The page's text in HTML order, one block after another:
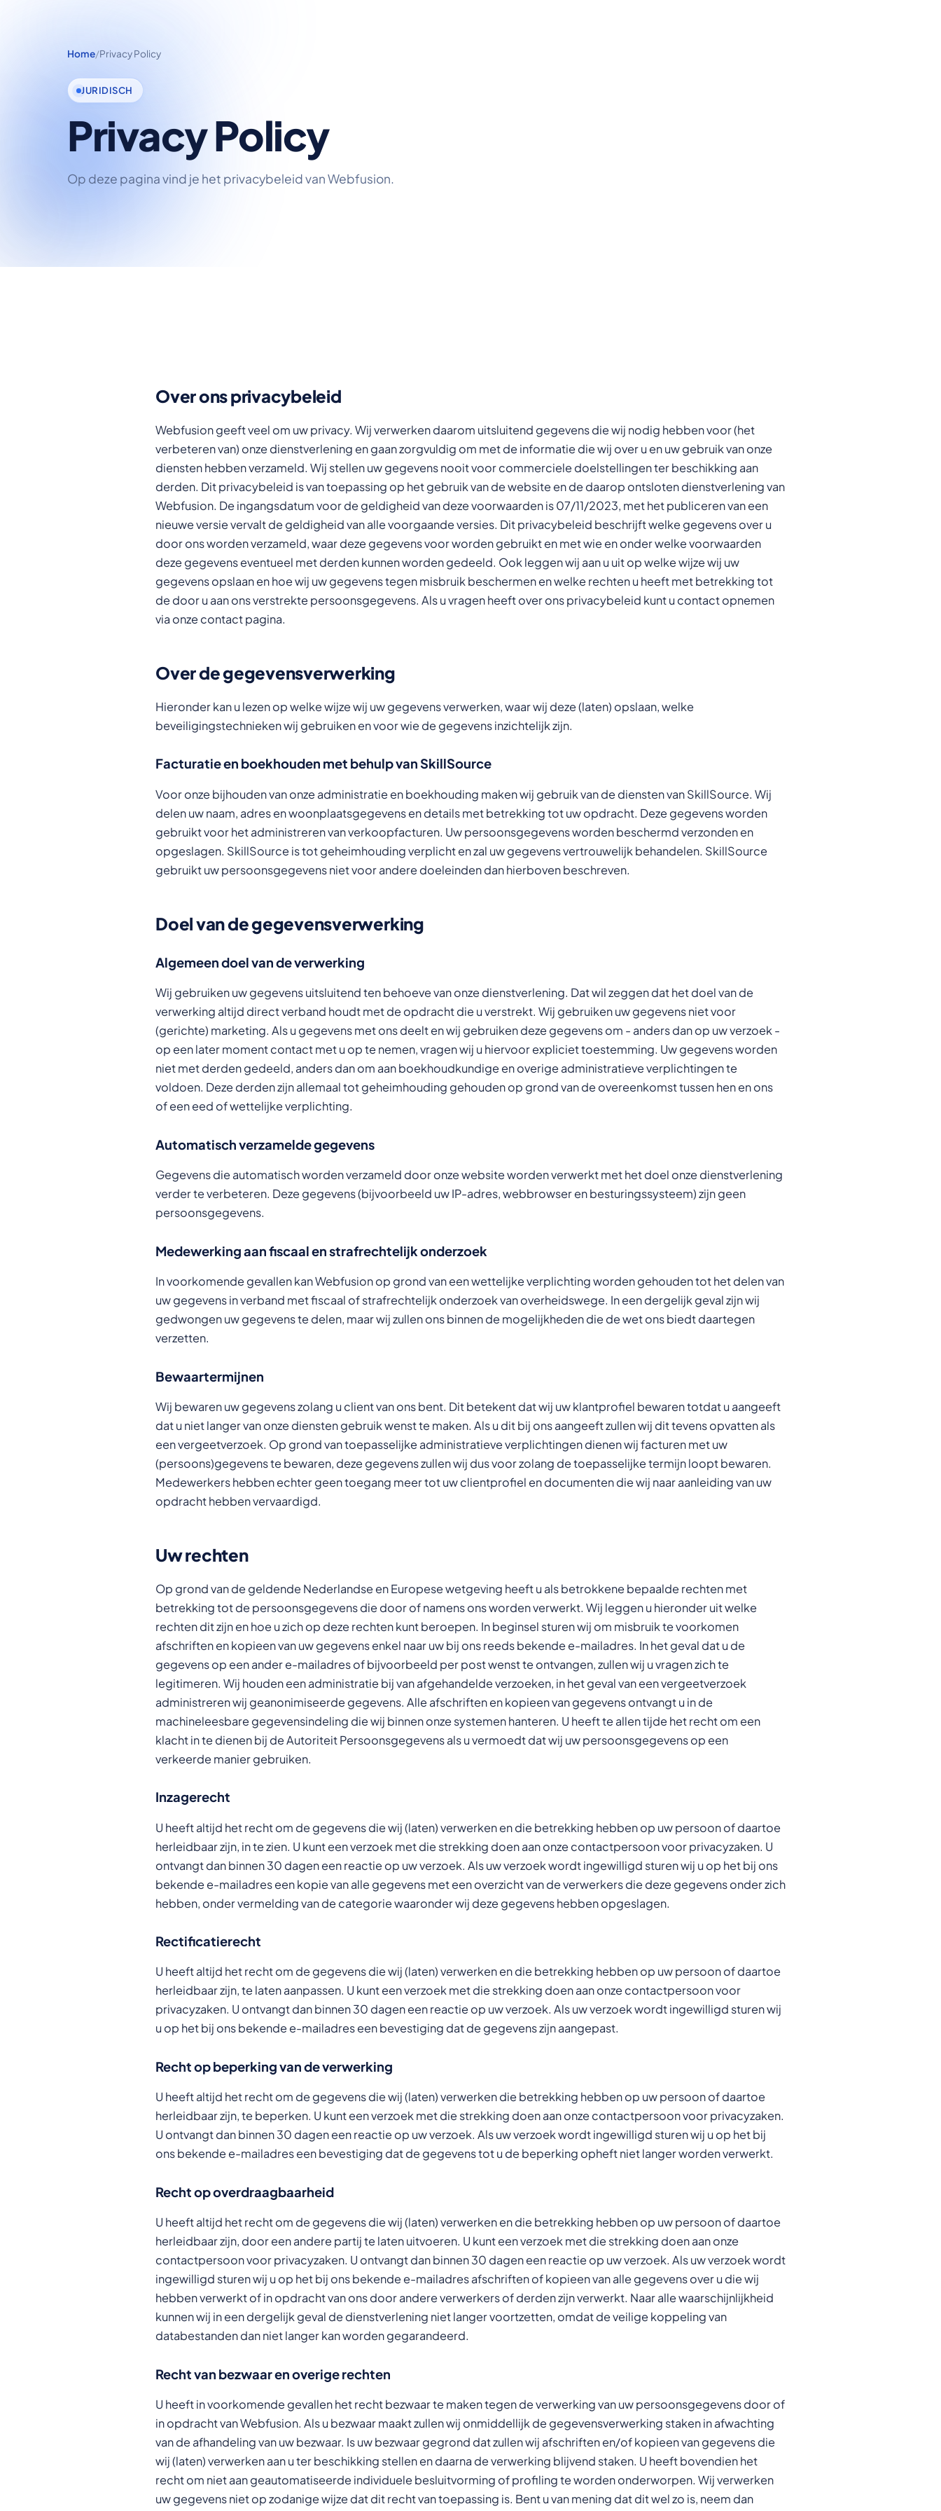
Home/Privacy Policy
JURIDISCH
Privacy Policy
Op deze pagina vind je het privacybeleid van Webfusion.
Over ons privacybeleid
Webfusion geeft veel om uw privacy. Wij verwerken daarom uitsluitend gegevens die wij nodig hebben voor (het
verbeteren van) onze dienstverlening en gaan zorgvuldig om met de informatie die wij over u en uw gebruik van onze
diensten hebben verzameld. Wij stellen uw gegevens nooit voor commerciele doelstellingen ter beschikking aan
derden. Dit privacybeleid is van toepassing op het gebruik van de website en de daarop ontsloten dienstverlening van
Webfusion. De ingangsdatum voor de geldigheid van deze voorwaarden is 07/11/2023, met het publiceren van een
nieuwe versie vervalt de geldigheid van alle voorgaande versies. Dit privacybeleid beschrijft welke gegevens over u
door ons worden verzameld, waar deze gegevens voor worden gebruikt en met wie en onder welke voorwaarden
deze gegevens eventueel met derden kunnen worden gedeeld. Ook leggen wij aan u uit op welke wijze wij uw
gegevens opslaan en hoe wij uw gegevens tegen misbruik beschermen en welke rechten u heeft met betrekking tot
de door u aan ons verstrekte persoonsgegevens. Als u vragen heeft over ons privacybeleid kunt u contact opnemen
via onze contact pagina.
Over de gegevensverwerking
Hieronder kan u lezen op welke wijze wij uw gegevens verwerken, waar wij deze (laten) opslaan, welke
beveiligingstechnieken wij gebruiken en voor wie de gegevens inzichtelijk zijn.
Facturatie en boekhouden met behulp van SkillSource
Voor onze bijhouden van onze administratie en boekhouding maken wij gebruik van de diensten van SkillSource. Wij
delen uw naam, adres en woonplaatsgegevens en details met betrekking tot uw opdracht. Deze gegevens worden
gebruikt voor het administreren van verkoopfacturen. Uw persoonsgegevens worden beschermd verzonden en
opgeslagen. SkillSource is tot geheimhouding verplicht en zal uw gegevens vertrouwelijk behandelen. SkillSource
gebruikt uw persoonsgegevens niet voor andere doeleinden dan hierboven beschreven.
Doel van de gegevensverwerking
Algemeen doel van de verwerking
Wij gebruiken uw gegevens uitsluitend ten behoeve van onze dienstverlening. Dat wil zeggen dat het doel van de
verwerking altijd direct verband houdt met de opdracht die u verstrekt. Wij gebruiken uw gegevens niet voor
(gerichte) marketing. Als u gegevens met ons deelt en wij gebruiken deze gegevens om - anders dan op uw verzoek -
op een later moment contact met u op te nemen, vragen wij u hiervoor expliciet toestemming. Uw gegevens worden
niet met derden gedeeld, anders dan om aan boekhoudkundige en overige administratieve verplichtingen te
voldoen. Deze derden zijn allemaal tot geheimhouding gehouden op grond van de overeenkomst tussen hen en ons
of een eed of wettelijke verplichting.
Automatisch verzamelde gegevens
Gegevens die automatisch worden verzameld door onze website worden verwerkt met het doel onze dienstverlening
verder te verbeteren. Deze gegevens (bijvoorbeeld uw IP-adres, webbrowser en besturingssysteem) zijn geen
persoonsgegevens.
Medewerking aan fiscaal en strafrechtelijk onderzoek
In voorkomende gevallen kan Webfusion op grond van een wettelijke verplichting worden gehouden tot het delen van
uw gegevens in verband met fiscaal of strafrechtelijk onderzoek van overheidswege. In een dergelijk geval zijn wij
gedwongen uw gegevens te delen, maar wij zullen ons binnen de mogelijkheden die de wet ons biedt daartegen
verzetten.
Bewaartermijnen
Wij bewaren uw gegevens zolang u client van ons bent. Dit betekent dat wij uw klantprofiel bewaren totdat u aangeeft
dat u niet langer van onze diensten gebruik wenst te maken. Als u dit bij ons aangeeft zullen wij dit tevens opvatten als
een vergeetverzoek. Op grond van toepasselijke administratieve verplichtingen dienen wij facturen met uw
(persoons)gegevens te bewaren, deze gegevens zullen wij dus voor zolang de toepasselijke termijn loopt bewaren.
Medewerkers hebben echter geen toegang meer tot uw clientprofiel en documenten die wij naar aanleiding van uw
opdracht hebben vervaardigd.
Uw rechten
Op grond van de geldende Nederlandse en Europese wetgeving heeft u als betrokkene bepaalde rechten met
betrekking tot de persoonsgegevens die door of namens ons worden verwerkt. Wij leggen u hieronder uit welke
rechten dit zijn en hoe u zich op deze rechten kunt beroepen. In beginsel sturen wij om misbruik te voorkomen
afschriften en kopieen van uw gegevens enkel naar uw bij ons reeds bekende e-mailadres. In het geval dat u de
gegevens op een ander e-mailadres of bijvoorbeeld per post wenst te ontvangen, zullen wij u vragen zich te
legitimeren. Wij houden een administratie bij van afgehandelde verzoeken, in het geval van een vergeetverzoek
administreren wij geanonimiseerde gegevens. Alle afschriften en kopieen van gegevens ontvangt u in de
machineleesbare gegevensindeling die wij binnen onze systemen hanteren. U heeft te allen tijde het recht om een
klacht in te dienen bij de Autoriteit Persoonsgegevens als u vermoedt dat wij uw persoonsgegevens op een
verkeerde manier gebruiken.
Inzagerecht
U heeft altijd het recht om de gegevens die wij (laten) verwerken en die betrekking hebben op uw persoon of daartoe
herleidbaar zijn, in te zien. U kunt een verzoek met die strekking doen aan onze contactpersoon voor privacyzaken. U
ontvangt dan binnen 30 dagen een reactie op uw verzoek. Als uw verzoek wordt ingewilligd sturen wij u op het bij ons
bekende e-mailadres een kopie van alle gegevens met een overzicht van de verwerkers die deze gegevens onder zich
hebben, onder vermelding van de categorie waaronder wij deze gegevens hebben opgeslagen.
Rectificatierecht
U heeft altijd het recht om de gegevens die wij (laten) verwerken en die betrekking hebben op uw persoon of daartoe
herleidbaar zijn, te laten aanpassen. U kunt een verzoek met die strekking doen aan onze contactpersoon voor
privacyzaken. U ontvangt dan binnen 30 dagen een reactie op uw verzoek. Als uw verzoek wordt ingewilligd sturen wij
u op het bij ons bekende e-mailadres een bevestiging dat de gegevens zijn aangepast.
Recht op beperking van de verwerking
U heeft altijd het recht om de gegevens die wij (laten) verwerken die betrekking hebben op uw persoon of daartoe
herleidbaar zijn, te beperken. U kunt een verzoek met die strekking doen aan onze contactpersoon voor privacyzaken.
U ontvangt dan binnen 30 dagen een reactie op uw verzoek. Als uw verzoek wordt ingewilligd sturen wij u op het bij
ons bekende e-mailadres een bevestiging dat de gegevens tot u de beperking opheft niet langer worden verwerkt.
Recht op overdraagbaarheid
U heeft altijd het recht om de gegevens die wij (laten) verwerken en die betrekking hebben op uw persoon of daartoe
herleidbaar zijn, door een andere partij te laten uitvoeren. U kunt een verzoek met die strekking doen aan onze
contactpersoon voor privacyzaken. U ontvangt dan binnen 30 dagen een reactie op uw verzoek. Als uw verzoek wordt
ingewilligd sturen wij u op het bij ons bekende e-mailadres afschriften of kopieen van alle gegevens over u die wij
hebben verwerkt of in opdracht van ons door andere verwerkers of derden zijn verwerkt. Naar alle waarschijnlijkheid
kunnen wij in een dergelijk geval de dienstverlening niet langer voortzetten, omdat de veilige koppeling van
databestanden dan niet langer kan worden gegarandeerd.
Recht van bezwaar en overige rechten
U heeft in voorkomende gevallen het recht bezwaar te maken tegen de verwerking van uw persoonsgegevens door of
in opdracht van Webfusion. Als u bezwaar maakt zullen wij onmiddellijk de gegevensverwerking staken in afwachting
van de afhandeling van uw bezwaar. Is uw bezwaar gegrond dat zullen wij afschriften en/of kopieen van gegevens die
wij (laten) verwerken aan u ter beschikking stellen en daarna de verwerking blijvend staken. U heeft bovendien het
recht om niet aan geautomatiseerde individuele besluitvorming of profiling te worden onderworpen. Wij verwerken
uw gegevens niet op zodanige wijze dat dit recht van toepassing is. Bent u van mening dat dit wel zo is, neem dan